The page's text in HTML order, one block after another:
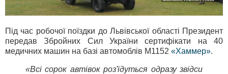
Під час робочої поїздки до Львівської області Президент
передав Збройних Сил України сертифікати на 40
медичних машин на базі автомоблів M1152 «Хаммер».
«Всі сорок автівок роз'їдуться одразу звідси